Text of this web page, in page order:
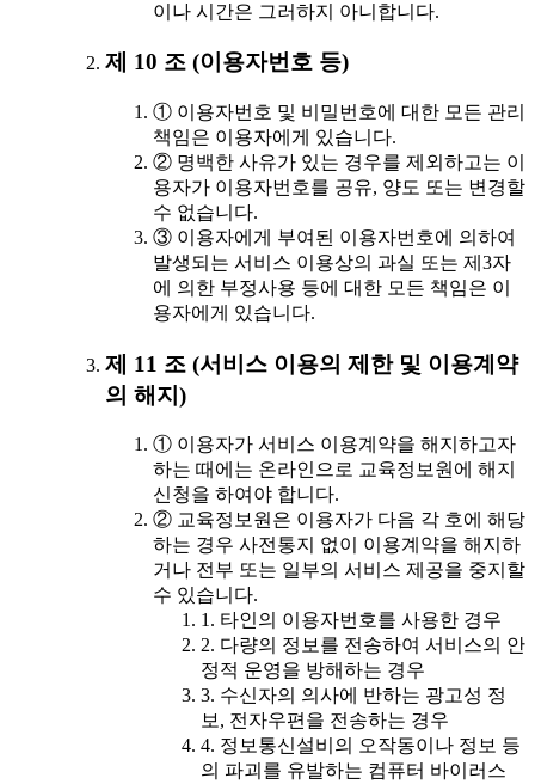
이나 시간은 그러하지 아니합니다.
제 10 조 (이용자번호 등)
① 이용자번호 및 비밀번호에 대한 모든 관리
책임은 이용자에게 있습니다.
② 명백한 사유가 있는 경우를 제외하고는 이
용자가 이용자번호를 공유, 양도 또는 변경할
수 없습니다.
③ 이용자에게 부여된 이용자번호에 의하여
발생되는 서비스 이용상의 과실 또는 제3자
에 의한 부정사용 등에 대한 모든 책임은 이
용자에게 있습니다.
제 11 조 (서비스 이용의 제한 및 이용계약
의 해지)
① 이용자가 서비스 이용계약을 해지하고자
하는 때에는 온라인으로 교육정보원에 해지
신청을 하여야 합니다.
② 교육정보원은 이용자가 다음 각 호에 해당
하는 경우 사전통지 없이 이용계약을 해지하
거나 전부 또는 일부의 서비스 제공을 중지할
수 있습니다.
1. 타인의 이용자번호를 사용한 경우
2. 다량의 정보를 전송하여 서비스의 안
정적 운영을 방해하는 경우
3. 수신자의 의사에 반하는 광고성 정
보, 전자우편을 전송하는 경우
4. 정보통신설비의 오작동이나 정보 등
의 파괴를 유발하는 컴퓨터 바이러스